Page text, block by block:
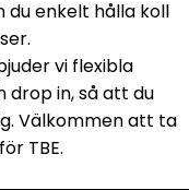
enkelt hålla koll
vi flexibla
in, så att du
Välkommen att ta
TBE.